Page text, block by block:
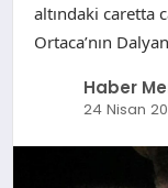
altındaki caretta
Ortaca’nın
Haber
24 Nisan